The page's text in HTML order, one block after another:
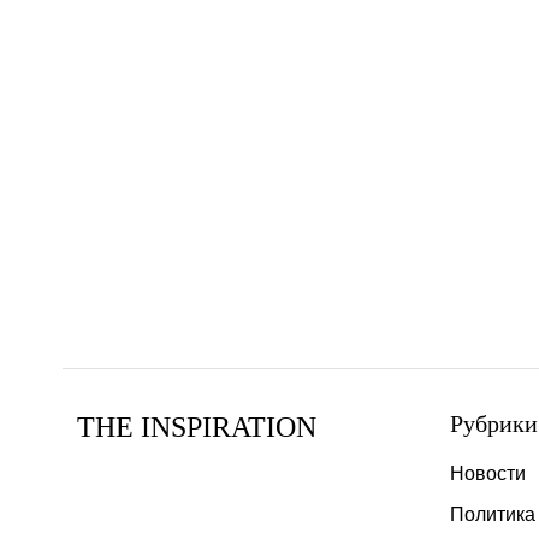
THE INSPIRATION Рубрики
Новости
Политика